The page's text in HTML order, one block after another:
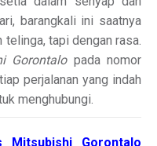
barangkali ini saatnya
telinga, tapi dengan rasa.
Gorontalopada nomor
perjalanan yang indah
menghubungi.
Mitsubishi Gorontalo